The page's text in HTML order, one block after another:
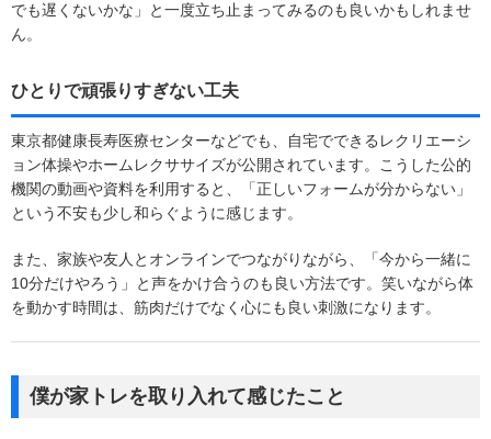
でも遅くないかな」と一度立ち止まってみるのも良いかもしれませ
ん。
ひとりで頑張りすぎない工夫
東京都健康長寿医療センターなどでも、自宅でできるレクリエーシ
ョン体操やホームレクササイズが公開されています。こうした公的
機関の動画や資料を利用すると、「正しいフォームが分からない」
という不安も少し和らぐように感じます。
また、家族や友人とオンラインでつながりながら、「今から一緒に
10分だけやろう」と声をかけ合うのも良い方法です。笑いながら体
を動かす時間は、筋肉だけでなく心にも良い刺激になります。
僕が家トレを取り入れて感じたこと